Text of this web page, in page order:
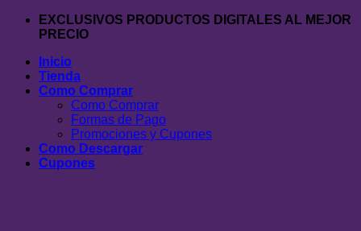
Saltar
EXCLUSIVOS PRODUCTOS DIGITALES AL MEJOR
PRECIO
Inicio
Tienda
Como Comprar
Como Comprar
Formas de Pago
Promociones y Cupones
Como Descargar
Cupones